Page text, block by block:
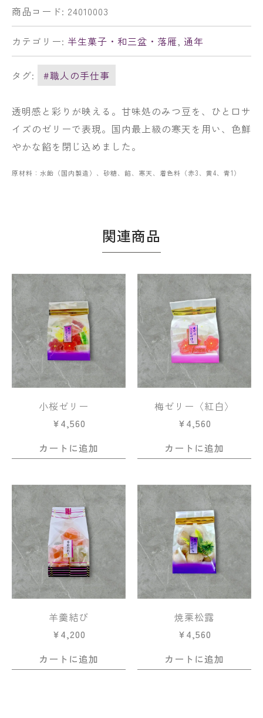
商品コード: 24010003
カテゴリー: 半生菓子・和三盆・落雁, 通年
タグ: #職人の手仕事
透明感と彩りが映える。甘味処のみつ豆を、ひと口サ
イズのゼリーで表現。国内最上級の寒天を用い、色鮮
やかな餡を閉じ込めました。
原材料：水飴（国内製造）、砂糖、餡、寒天、着色料（赤3、黄4、青1）
関連商品
小桜ゼリー
¥4,560
カートに追加
梅ゼリー〈紅白〉
¥4,560
カートに追加
羊羹結び
¥4,200
カートに追加
焼栗松露
¥4,560
カートに追加